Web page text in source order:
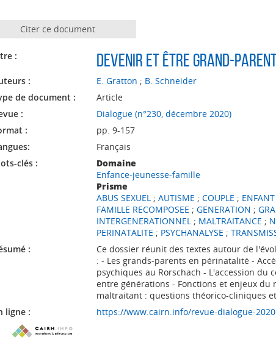
Citer ce document
: Devenir et être grand-
: E. Gratton ; B. Schneider
de document :
Article
:
Dialogue (n°230, décembre 2020)
:
pp. 9-157
Français
clés :
Domaine
Enfance-jeunesse-famille
Prisme
ABUS SEXUEL; AUTISME ; COUPLE ;
FAMILLE RECOMPOSEE ; GENERATION ;
INTERGENERATIONNEL; MALTRAITANCE ;
PERINATALITE ; PSYCHANALYSE ;
:
Ce dossier réunit des textes autour de
: - Les grands-parents en périnatalité -
psychiques au Rorschach - L'accession
entre générations - Fonctions et enjeux
maltraitant : questions théorico-cliniques
ligne :
https://www.cairn.info/revue-dialogue-